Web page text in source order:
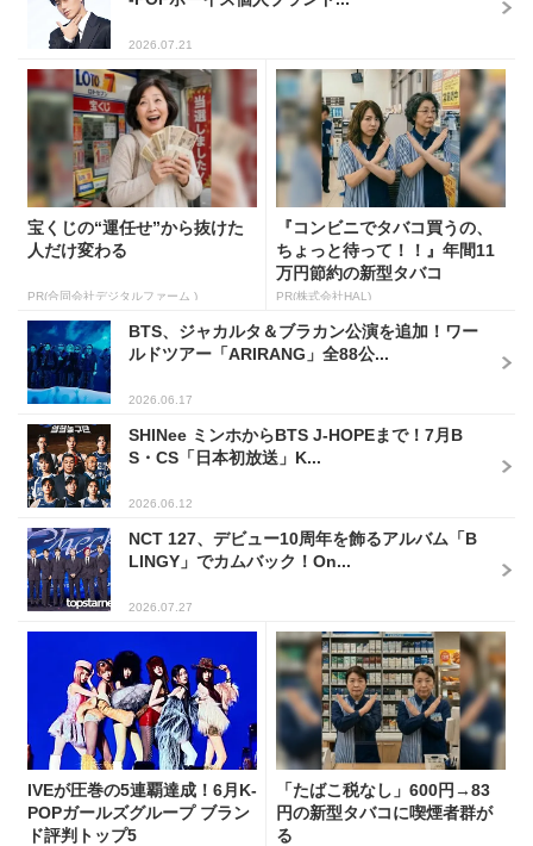
2026.07.21
宝くじの“運任せ”から抜けた
人だけ変わる
PR(合同会社デジタルファーム )
『コンビニでタバコ買うの、
ちょっと待って！！』年間11
万円節約の新型タバコ
PR(株式会社HAL)
BTS、ジャカルタ＆ブラカン公演を追加！ワー
ルドツアー「ARIRANG」全88公...
2026.06.17
SHINee ミンホからBTS J-HOPEまで！7月B
S・CS「日本初放送」K...
2026.06.12
NCT 127、デビュー10周年を飾るアルバム「B
LINGY」でカムバック！On...
2026.07.27
IVEが圧巻の5連覇達成！6月K-
POPガールズグループ ブラン
ド評判トップ5
「たばこ税なし」600円→83
円の新型タバコに喫煙者群が
る